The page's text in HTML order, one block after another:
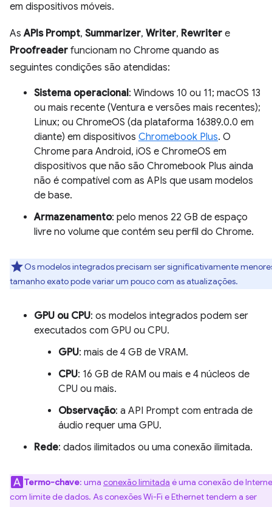
em dispositivos móveis.
AsAPIs Prompt, Summarizer, Writer, Rewriter e
Proofreader funcionam no Chrome quando as
seguintes condições são atendidas:
Sistema operacional: Windows 10 ou 11; macOS 13
ou mais recente (Ventura e versões mais recentes);
Linux; ou ChromeOS (da plataforma 16389.0.0 em
diante) em dispositivos Chromebook Plus. O
Chrome para Android, iOS e ChromeOS em
dispositivos que não são Chromebook Plus ainda
não é compatível com as APIs que usam modelos
de base.
Armazenamento: pelo menos 22 GB de espaço
livre no volume que contém seu perfil do Chrome.
Os modelos integrados precisam ser significativamente
tamanho exato pode variar um pouco com as atualizações.
GPU ou CPU: os modelos integrados podem ser
executados com GPU ou CPU.
GPU: mais de 4 GB de VRAM.
CPU: 16 GB de RAM ou mais e 4 núcleos de
CPU ou mais.
Observação: a API Prompt com entrada de
áudio requer uma GPU.
Rede: dados ilimitados ou uma conexão ilimitada.
Termo-chave: uma conexão limitada é uma conexão de
com limite de dados. As conexões Wi-Fi e Ethernet tendem a ser